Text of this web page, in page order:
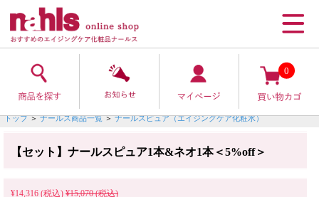
0
トップ ＞ ナールス商品一覧 ＞ ナールスピュア（エイジングケア化粧水）
【セット】ナールスピュア1本&ネオ1本＜5%off＞
¥14,316 (税込) ¥15,070 (税込)